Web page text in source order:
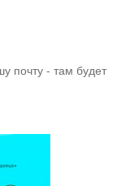
почту - там будет